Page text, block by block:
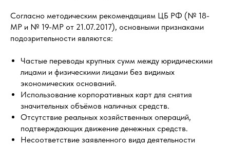
Согласно методическим рекомендациям ЦБ РФ (№ 18-
МР и № 19-МР от 21.07.2017), основными признаками
подозрительности являются:
Частые переводы крупных сумм между юридическими
лицами и физическими лицами без видимых
экономических оснований.
Использование корпоративных карт для снятия
значительных объёмов наличных средств.
Отсутствие реальных хозяйственных операций,
подтверждающих движение денежных средств.
Несоответствие заявленного вида деятельности